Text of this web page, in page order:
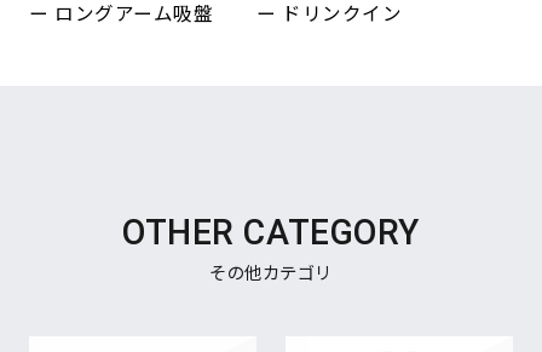
ー ロングアーム吸盤
ー ドリンクイン
OTHER CATEGORY
その他カテゴリ